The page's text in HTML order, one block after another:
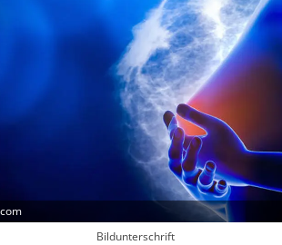
Bildunterschrift